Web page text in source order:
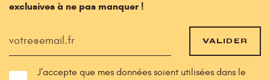
exclusives à ne pas manquer !
VALIDER
J’accepte que mes données soient utilisées dans le